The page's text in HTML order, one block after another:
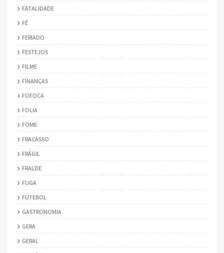
FATALIDADE
FÉ
FERIADO
FESTEJOS
FILME
FINANÇAS
FOFOCA
FOLIA
FOME
FRACASSO
FRÁGIL
FRALDE
FUGA
FUTEBOL
GASTRONOMIA
GERA
GERAL